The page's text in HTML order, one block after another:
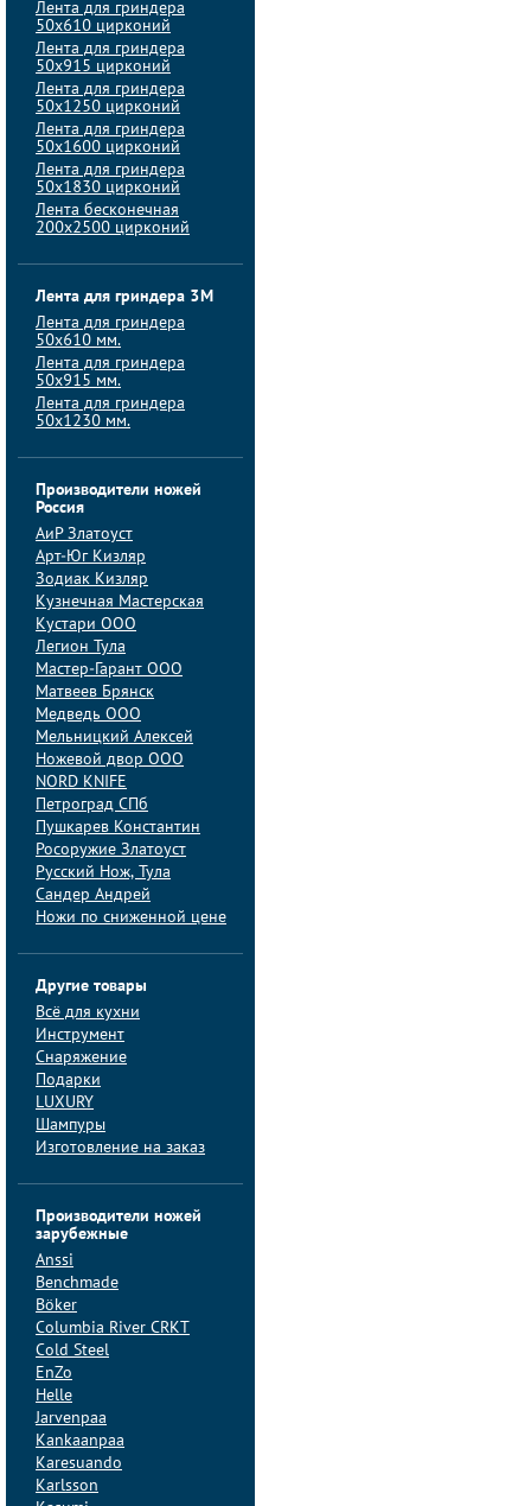
Лента для гриндера
50х610 цирконий
Лента для гриндера
50х915 цирконий
Лента для гриндера
50х1250 цирконий
Лента для гриндера
50х1600 цирконий
Лента для гриндера
50x1830 цирконий
Лента бесконечная
200х2500 цирконий
Лента для гриндера 3M
Лента для гриндера
50x610 мм.
Лента для гриндера
50x915 мм.
Лента для гриндера
50x1230 мм.
Производители ножей
Россия
АиP Златоуст
Арт-Юг Кизляр
Зодиак Кизляр
Кузнечная Мастерская
Кустари ООО
Легион Тула
Мастер-Гарант ООО
Матвеев Брянск
Медведь ООО
Мельницкий Алексей
Ножевой двор ООО
NORD KNIFE
Петроград СПб
Пушкарев Константин
Росоружие Златоуст
Русский Нож, Тула
Сандер Андрей
Ножи по сниженной цене
Другие товары
Всё для кухни
Инструмент
Снаряжение
Подарки
LUXURY
Шампуры
Изготовление на заказ
Производители ножей
зарубежные
Anssi
Benchmade
Böker
Columbia River CRKT
Cold Steel
EnZo
Helle
Jarvenpaa
Kankaanpaa
Karesuando
Karlsson